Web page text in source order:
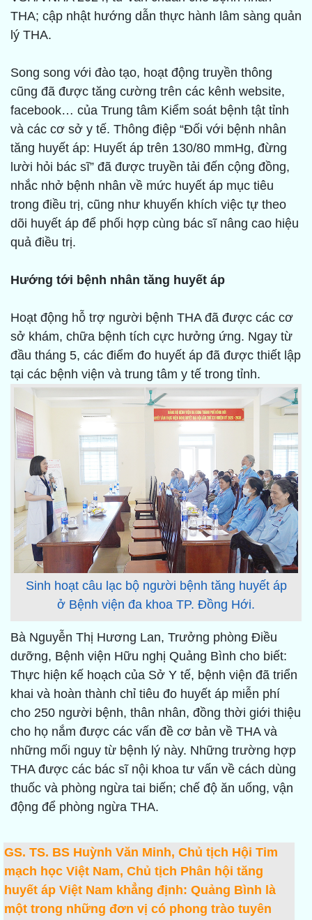
THA; cập nhật hướng dẫn thực hành lâm sàng quản
lý THA.
Song song với đào tạo, hoạt động truyền thông
cũng đã được tăng cường trên các kênh website,
facebook… của Trung tâm Kiểm soát bệnh tật tỉnh
và các cơ sở y tế. Thông điệp “Đối với bệnh nhân
tăng huyết áp: Huyết áp trên 130/80 mmHg, đừng
lười hỏi bác sĩ” đã được truyền tải đến cộng đồng,
nhắc nhở bệnh nhân về mức huyết áp mục tiêu
trong điều trị, cũng như khuyến khích việc tự theo
dõi huyết áp để phối hợp cùng bác sĩ nâng cao hiệu
quả điều trị.
Hướng tới bệnh nhân tăng huyết áp
Hoạt động hỗ trợ người bệnh THA đã được các cơ
sở khám, chữa bệnh tích cực hưởng ứng. Ngay từ
đầu tháng 5, các điểm đo huyết áp đã được thiết lập
tại các bệnh viện và trung tâm y tế trong tỉnh.
Sinh hoạt câu lạc bộ người bệnh tăng huyết áp
ở Bệnh viện đa khoa TP. Đồng Hới.
Bà Nguyễn Thị Hương Lan, Trưởng phòng Điều
dưỡng, Bệnh viện Hữu nghị Quảng Bình cho biết:
Thực hiện kế hoạch của Sở Y tế, bệnh viện đã triển
khai và hoàn thành chỉ tiêu đo huyết áp miễn phí
cho 250 người bệnh, thân nhân, đồng thời giới thiệu
cho họ nắm được các vấn đề cơ bản về THA và
những mối nguy từ bệnh lý này. Những trường hợp
THA được các bác sĩ nội khoa tư vấn về cách dùng
thuốc và phòng ngừa tai biến; chế độ ăn uống, vận
động để phòng ngừa THA.
GS. TS. BS Huỳnh Văn Minh, Chủ tịch Hội Tim
mạch học Việt Nam, Chủ tịch Phân hội tăng
huyết áp Việt Nam khẳng định: Quảng Bình là
một trong những đơn vị có phong trào tuyên